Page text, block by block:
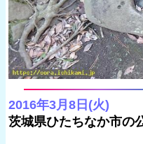
2016年3月8日(火)
茨城県ひたちなか市の